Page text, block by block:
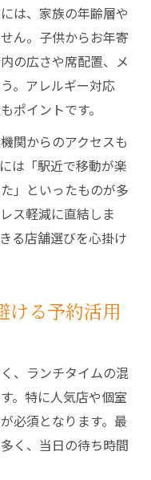
は、家族の年齢層や
ん。子供からお年寄
の広さや席配置、メ
。アレルギー対応
ポイントです。
関からのアクセスも
は「駅近で移動が楽
」といったものが多
ス軽減に直結しま
る店舗選びを心掛け
ける予約活用
、ランチタイムの混
。特に人気店や個室
必須となります。最
く、当日の待ち時間